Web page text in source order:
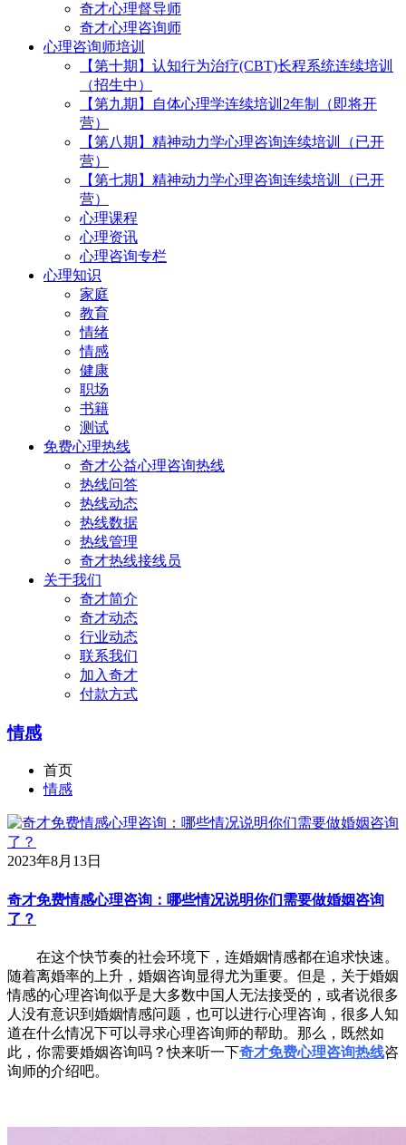
奇才心理督导师
奇才心理咨询师
心理咨询师培训
【第十期】认知行为治疗(CBT)长程系统连续培训
（招生中）
【第九期】自体心理学连续培训2年制（即将开
营）
【第八期】精神动力学心理咨询连续培训（已开
营）
【第七期】精神动力学心理咨询连续培训（已开
营）
心理课程
心理资讯
心理咨询专栏
心理知识
家庭
教育
情绪
情感
健康
职场
书籍
测试
免费心理热线
奇才公益心理咨询热线
热线问答
热线动态
热线数据
热线管理
奇才热线接线员
关于我们
奇才简介
奇才动态
行业动态
联系我们
加入奇才
付款方式
情感
首页
情感
2023年8月13日
奇才免费情感心理咨询：哪些情况说明你们需要做婚姻咨询
了？
在这个快节奏的社会环境下，连婚姻情感都在追求快速。
随着离婚率的上升，婚姻咨询显得尤为重要。但是，关于婚姻
情感的心理咨询似乎是大多数中国人无法接受的，或者说很多
人没有意识到婚姻情感问题，也可以进行心理咨询，很多人知
道在什么情况下可以寻求心理咨询师的帮助。那么，既然如
此，你需要婚姻咨询吗？快来听一下奇才免费心理咨询热线咨
询师的介绍吧。